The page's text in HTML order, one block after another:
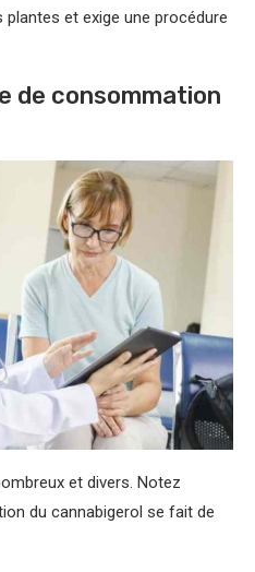
et exige une procédure
de consommation
et divers. Notez
du cannabigerol se fait de